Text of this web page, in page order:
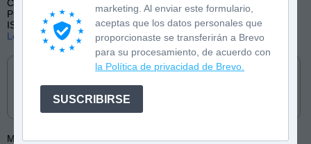
marketing. Al enviar este formulario,
aceptas que los datos personales que
proporcionaste se transferirán a Brevo
para su procesamiento, de acuerdo con
la Política de privacidad de Brevo.
SUSCRIBIRSE
Ciencia ficción, Amistad, Adolescencia
Publicado por Loqueleo
ISBN: 9788491225614
Lee las primeras páginas
Cómpralo en
Más de: Marina Tena Tena